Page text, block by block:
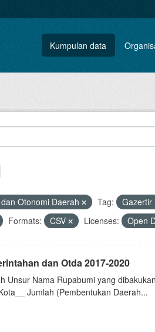
Kumpulan data
Otonomi Daerah Tag:
Gazertir
Formats: CSV Licenses: Open
dan Otda 2017-2020
Unsur Nama Rupabumi yang
Jumlah (Pembentukan Daerah...